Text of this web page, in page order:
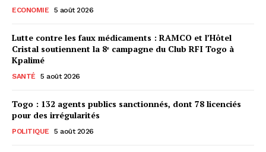
ECONOMIE 5 août 2026
Lutte contre les faux médicaments : RAMCO et l’Hôtel
Cristal soutiennent la 8ᵉ campagne du Club RFI Togo à
Kpalimé
SANTÉ 5 août 2026
Togo : 132 agents publics sanctionnés, dont 78 licenciés
pour des irrégularités
POLITIQUE 5 août 2026